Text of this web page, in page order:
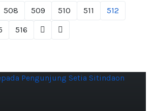
508 509 510 511
512
516